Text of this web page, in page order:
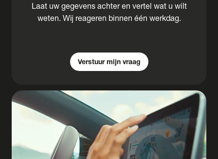
Laat uw gegevens achter en vertel wat u wilt
weten. Wij reageren binnen één werkdag.
Verstuur mijn vraag